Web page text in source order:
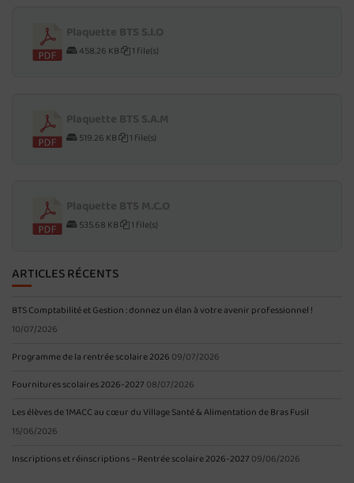
458.26 KB 1 file(s)
519.26 KB 1 file(s)
535.68 KB 1 file(s)
ARTICLES RÉCENTS
BTS Comptabilité et Gestion : donnez un élan à votre avenir professionnel !
10/07/2026
Programme de la rentrée scolaire 2026 09/07/2026
Fournitures scolaires 2026-2027 08/07/2026
Les élèves de 1MACC au cœur du Village Santé & Alimentation de Bras Fusil
15/06/2026
Inscriptions et réinscriptions – Rentrée scolaire 2026-2027 09/06/2026